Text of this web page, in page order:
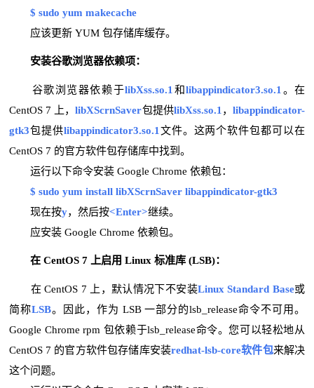
$ sudo yum makecache
应该更新 YUM 包存储库缓存。
安装谷歌浏览器依赖项：
谷歌浏览器依赖于libXss.so.1和libappindicator3.so.1。在
CentOS 7 上，libXScrnSaver包提供libXss.so.1，libappindicator-
gtk3包提供libappindicator3.so.1文件。这两个软件包都可以在
CentOS 7 的官方软件包存储库中找到。
运行以下命令安装 Google Chrome 依赖包：
$ sudo yum install libXScrnSaver libappindicator-gtk3
现在按y，然后按<Enter>继续。
应安装 Google Chrome 依赖包。
在 CentOS 7 上启用 Linux 标准库 (LSB)：
在 CentOS 7 上，默认情况下不安装Linux Standard Base或
简称LSB。因此，作为 LSB 一部分的lsb_release命令不可用。
Google Chrome rpm 包依赖于lsb_release命令。您可以轻松地从
CentOS 7 的官方软件包存储库安装redhat-lsb-core软件包来解决
这个问题。